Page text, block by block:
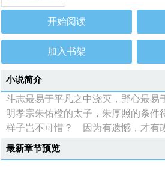
开始阅读
加入书架
小说简介
斗志最易于平凡之中浇灭，野心最
明孝宗朱佑樘的太子，朱厚照的条件
样子岂不可惜？ 因为有遗憾，才有
最新章节预览